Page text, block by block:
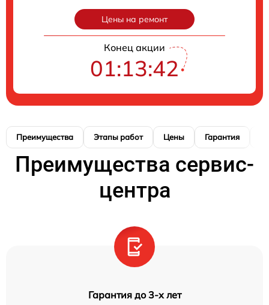
Цены на ремонт
Конец акции
01:13:41
Преимущества Этапы работ Цены Гарантия
Преимущества сервис-
центра
Гарантия до 3-х лет